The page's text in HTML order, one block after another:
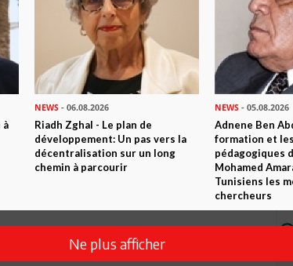
à
NEWS - 06.08.2026
Riadh Zghal - Le plan de
développement: Un pas vers la
décentralisation sur un long
chemin à parcourir
NEWS- 05.08.2026
Adnene Ben
formation et
pédagogiques
Mohamed
Tunisiens les
chercheurs
Ne plus afficher